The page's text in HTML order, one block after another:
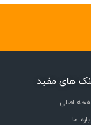
های مفید
اصلی
ما